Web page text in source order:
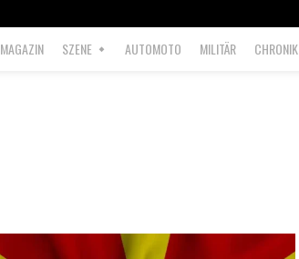
MAGAZIN SZENE AUTOMOTO MILITÄR CHRONIK